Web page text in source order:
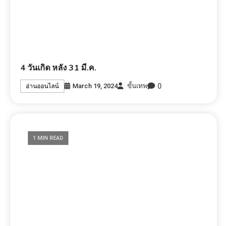
4 วันเกิด หลัง 31 มี.ค.
อ่านออนไลน์ March 19, 2024 ขั้นเทพ 0
1 MIN READ